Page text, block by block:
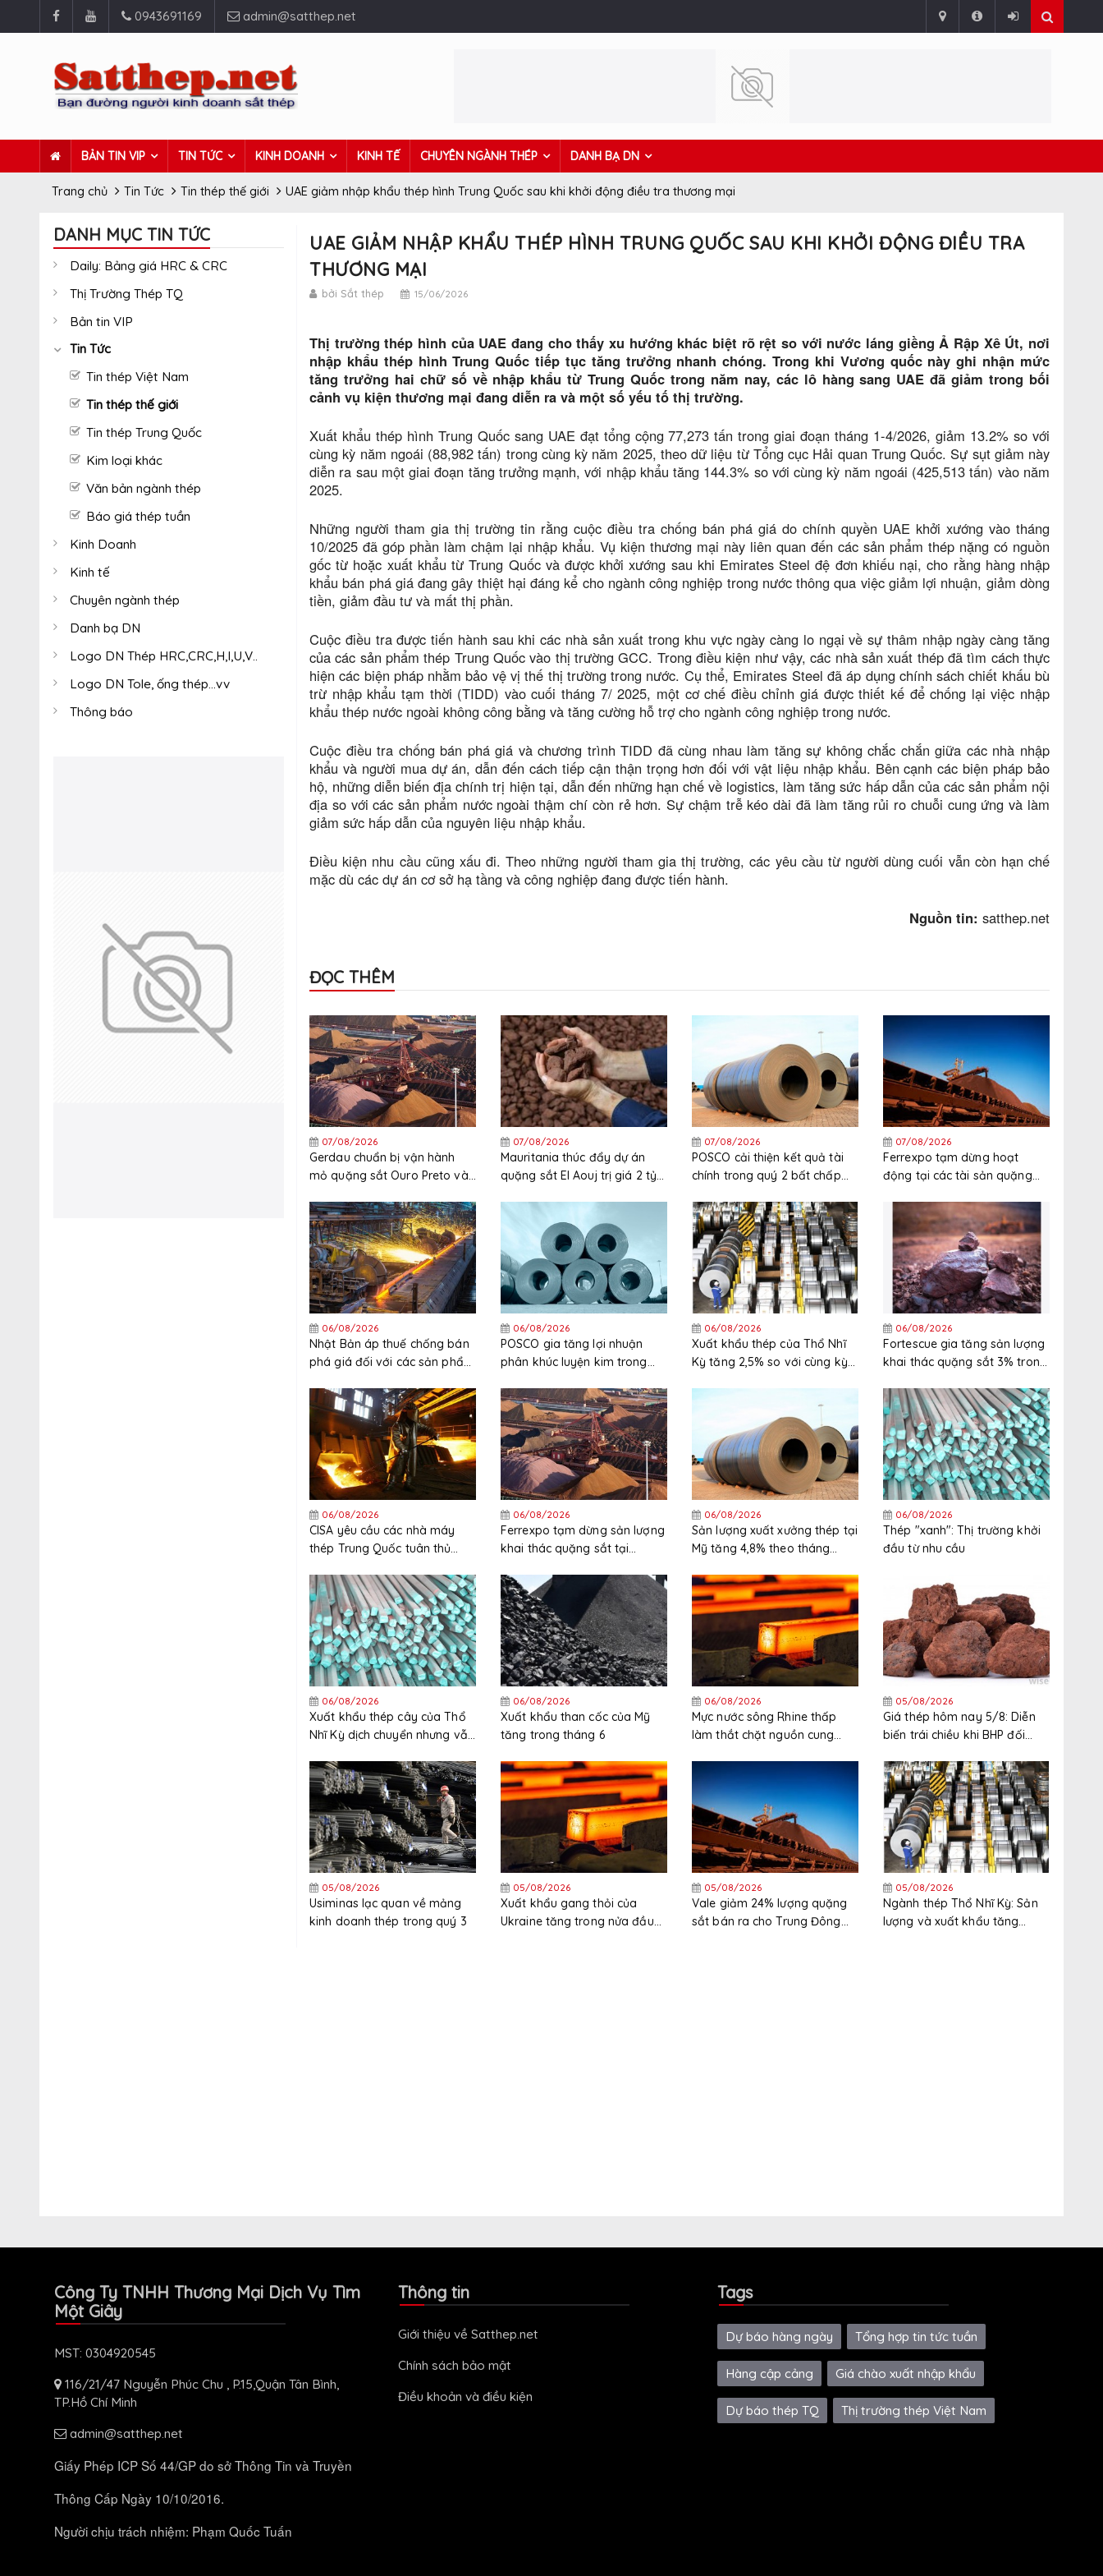
0943691169 admin@satthep.net
BẢN TIN VIP TIN TỨC KINH DOANH KINH TẾ CHUYÊN NGÀNH THÉP DANH BẠ DN
Trang chủ Tin Tức Tin thép thế giới UAE giảm nhập khẩu thép hình Trung Quốc sau khi khởi động điều tra thương mại
DANH MỤC TIN TỨC
Daily: Bảng giá HRC & CRC
Thị Trường Thép TQ
Bản tin VIP
Tin Tức
Tin thép Việt Nam
Tin thép thế giới
Tin thép Trung Quốc
Kim loại khác
Văn bản ngành thép
Báo giá thép tuần
Kinh Doanh
Kinh tế
Chuyên ngành thép
Danh bạ DN
Logo DN Thép HRC,CRC,H,I,U,V..
Logo DN Tole, ống thép...vv
Thông báo
UAE GIẢM NHẬP KHẨU THÉP HÌNH TRUNG QUỐC SAU KHI KHỞI ĐỘNG ĐIỀU TRA
THƯƠNG MẠI
bởi Sắt thép 15/06/2026
Thị trường thép hình của UAE đang cho thấy xu hướng khác biệt rõ rệt so với nước láng giềng Ả Rập Xê Út, nơi
nhập khẩu thép hình Trung Quốc tiếp tục tăng trưởng nhanh chóng. Trong khi Vương quốc này ghi nhận mức
tăng trưởng hai chữ số về nhập khẩu từ Trung Quốc trong năm nay, các lô hàng sang UAE đã giảm trong bối
cảnh vụ kiện thương mại đang diễn ra và một số yếu tố thị trường.
Xuất khẩu thép hình Trung Quốc sang UAE đạt tổng cộng 77,273 tấn trong giai đoạn tháng 1-4/2026, giảm 13.2% so với
cùng kỳ năm ngoái (88,982 tấn) trong cùng kỳ năm 2025, theo dữ liệu từ Tổng cục Hải quan Trung Quốc. Sự sụt giảm này
diễn ra sau một giai đoạn tăng trưởng mạnh, với nhập khẩu tăng 144.3% so với cùng kỳ năm ngoái (425,513 tấn) vào năm
2025.
Những người tham gia thị trường tin rằng cuộc điều tra chống bán phá giá do chính quyền UAE khởi xướng vào tháng
10/2025 đã góp phần làm chậm lại nhập khẩu. Vụ kiện thương mại này liên quan đến các sản phẩm thép nặng có nguồn
gốc từ hoặc xuất khẩu từ Trung Quốc và được khởi xướng sau khi Emirates Steel đệ đơn khiếu nại, cho rằng hàng nhập
khẩu bán phá giá đang gây thiệt hại đáng kể cho ngành công nghiệp trong nước thông qua việc giảm lợi nhuận, giảm dòng
tiền, giảm đầu tư và mất thị phần.
Cuộc điều tra được tiến hành sau khi các nhà sản xuất trong khu vực ngày càng lo ngại về sự thâm nhập ngày càng tăng
của các sản phẩm thép Trung Quốc vào thị trường GCC. Trong điều kiện như vậy, các nhà sản xuất thép đã tìm cách thực
hiện các biện pháp nhằm bảo vệ vị thế thị trường trong nước. Cụ thể, Emirates Steel đã áp dụng chính sách chiết khấu bù
trừ nhập khẩu tạm thời (TIDD) vào cuối tháng 7/ 2025, một cơ chế điều chỉnh giá được thiết kế để chống lại việc nhập
khẩu thép nước ngoài không công bằng và tăng cường hỗ trợ cho ngành công nghiệp trong nước.
Cuộc điều tra chống bán phá giá và chương trình TIDD đã cùng nhau làm tăng sự không chắc chắn giữa các nhà nhập
khẩu và người mua dự án, dẫn đến cách tiếp cận thận trọng hơn đối với vật liệu nhập khẩu. Bên cạnh các biện pháp bảo
hộ, những diễn biến địa chính trị hiện tại, dẫn đến những hạn chế về logistics, làm tăng sức hấp dẫn của các sản phẩm nội
địa so với các sản phẩm nước ngoài thậm chí còn rẻ hơn. Sự chậm trễ kéo dài đã làm tăng rủi ro chuỗi cung ứng và làm
giảm sức hấp dẫn của nguyên liệu nhập khẩu.
Điều kiện nhu cầu cũng xấu đi. Theo những người tham gia thị trường, các yêu cầu từ người dùng cuối vẫn còn hạn chế
mặc dù các dự án cơ sở hạ tầng và công nghiệp đang được tiến hành.
Nguồn tin: satthep.net
ĐỌC THÊM
07/08/2026
Gerdau chuẩn bị vận hành
mỏ quặng sắt Ouro Preto vào
07/08/2026
Mauritania thúc đẩy dự án
quặng sắt El Aouj trị giá 2 tỷ
07/08/2026
POSCO cải thiện kết quả tài
chính trong quý 2 bất chấp
cao
07/08/2026
Ferrexpo tạm dừng hoạt
động tại các tài sản quặng
06/08/2026
Nhật Bản áp thuế chống bán
phá giá đối với các sản phẩm
Trung Quốc và Hàn Quốc
06/08/2026
POSCO gia tăng lợi nhuận
phân khúc luyện kim trong
06/08/2026
Xuất khẩu thép của Thổ Nhĩ
Kỳ tăng 2,5% so với cùng kỳ
06/08/2026
Fortescue gia tăng sản lượng
khai thác quặng sắt 3% trong
06/08/2026
CISA yêu cầu các nhà máy
thép Trung Quốc tuân thủ
xuất khẩu
06/08/2026
Ferrexpo tạm dừng sản lượng
khai thác quặng sắt tại
06/08/2026
Sản lượng xuất xưởng thép tại
Mỹ tăng 4,8% theo tháng
06/08/2026
Thép "xanh": Thị trường khởi
đầu từ nhu cầu
06/08/2026
Xuất khẩu thép cây của Thổ
Nhĩ Kỳ dịch chuyển nhưng vẫn
năm
06/08/2026
Xuất khẩu than cốc của Mỹ
tăng trong tháng 6
06/08/2026
Mực nước sông Rhine thấp
làm thắt chặt nguồn cung
05/08/2026
Giá thép hôm nay 5/8: Diễn
biến trái chiều khi BHP đối
khẩu quặng sắt lớn nhất thế
giới
05/08/2026
Usiminas lạc quan về mảng
kinh doanh thép trong quý 3
05/08/2026
Xuất khẩu gang thỏi của
Ukraine tăng trong nửa đầu
05/08/2026
Vale giảm 24% lượng quặng
sắt bán ra cho Trung Đông
05/08/2026
Ngành thép Thổ Nhĩ Kỳ: Sản
lượng và xuất khẩu tăng
Công Ty TNHH Thương Mại Dịch Vụ Tìm
Một Giây
MST: 0304920545
116/21/47 Nguyễn Phúc Chu , P.15,Quận Tân Bình,
TP.Hồ Chí Minh
admin@satthep.net
Giấy Phép ICP Số 44/GP do sở Thông Tin và Truyền
Thông Cấp Ngày 10/10/2016.
Người chịu trách nhiệm: Phạm Quốc Tuấn
Thông tin
Giới thiệu về Satthep.net
Chính sách bảo mật
Điều khoản và điều kiện
Tags
Dự báo hàng ngày Tổng hợp tin tức tuần
Hàng cập cảng Giá chào xuất nhập khẩu
Dự báo thép TQ Thị trường thép Việt Nam